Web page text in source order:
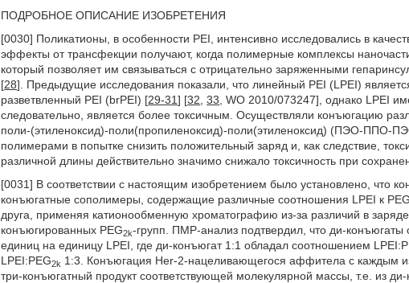
ПОДРОБНОЕ ОПИСАНИЕ ИЗОБРЕТЕНИЯ
[0030] Поликатионы, в особенности PEI, интенсивно исследовались в
эффекты от трансфекции получают, когда полимерные комплексы
который позволяет им связываться с отрицательно заряженными
[28]. Предыдущие исследования показали, что линейный PEI (LPEI)
разветвленный PEI (brPEI) [29-31] [32 ,33 , WO 2010/073247], однако LPEI
следовательно, является более токсичным. Осуществляли конъюгацию
поли-(этиленоксид)-поли(пропиленоксид)-поли(этиленоксид) (ПЭО-ППО-
полимерами в попытке снизить положительный заряд и, как следствие,
различной длины действительно значимо снижало токсичность при
[0031] В соответствии с настоящим изобретением было установлено, что
конъюгатные сополимеры, содержащие различные соотношения LPEI к
друга, применяя катионообменную хроматографию из-за различий в
конъюгированных PEG2k-групп. ПМР-анализ подтвердил, что ди-конъюгаты
единиц на единицу LPEI, где ди-конъюгат 1:1 обладал соотношением
LPEI:PEG2k 1:3. Конъюгация Her-2-нацеливающегося аффитела с каждым
три-конъюгатный продукт соответствующей молекулярной массы, т.е. из